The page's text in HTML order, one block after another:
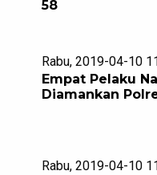
58
Rabu, 2019-04-10
Empat Pelaku
Diamankan
Rabu, 2019-04-10